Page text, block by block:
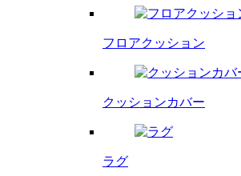
フロアクッション
クッションカバー
ラグ